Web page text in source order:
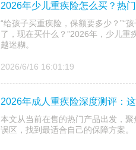
2026年少儿重疾险怎么买？热
“给孩子买重疾险，保额要多少？”“
了，现在买什么？”2026年，少儿
越迷糊。
2026/6/16 16:01:19
2026年成人重疾险深度测评：
本文从当前在售的热门产品出发，
误区，找到最适合自己的保障方案。